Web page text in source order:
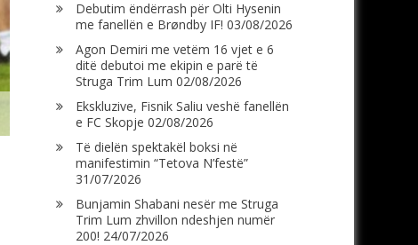
Debutim ëndërrash për Olti Hysenin
me fanellën e Brøndby IF! 03/08/2026
Agon Demiri me vetëm 16 vjet e 6
ditë debutoi me ekipin e parë të
Struga Trim Lum 02/08/2026
Ekskluzive, Fisnik Saliu veshë fanellën
e FC Skopje 02/08/2026
Të dielën spektakël boksi në
manifestimin “Tetova N’festë”
31/07/2026
Bunjamin Shabani nesër me Struga
Trim Lum zhvillon ndeshjen numër
200! 24/07/2026